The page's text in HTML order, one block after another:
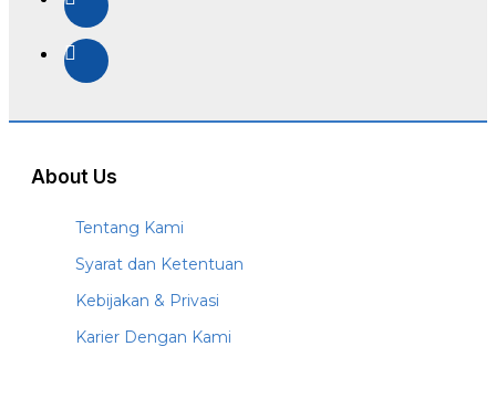
About Us
Tentang Kami
Syarat dan Ketentuan
Kebijakan & Privasi
Karier Dengan Kami